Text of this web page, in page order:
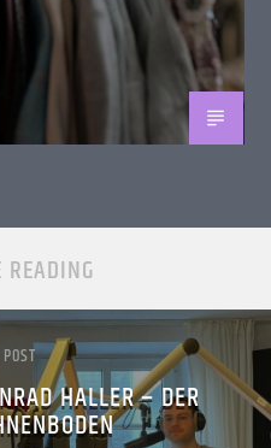
READING
HALLER – DER